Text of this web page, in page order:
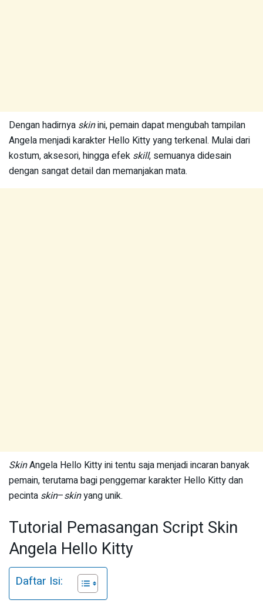
Dengan hadirnya skinini, pemain dapat mengubah tampilan
Angela menjadi karakter Hello Kitty yang terkenal. Mulai dari
kostum, aksesori, hingga efek skill, semuanya didesain
dengan sangat detail dan memanjakan mata.
SkinAngela Hello Kitty ini tentu saja menjadi incaran banyak
pemain, terutama bagi penggemar karakter Hello Kitty dan
pecinta skin–skinyang unik.
Tutorial Pemasangan Script Skin
Angela Hello Kitty
Daftar Isi: